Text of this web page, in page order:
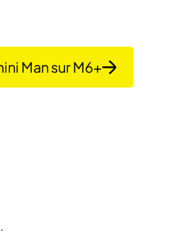
Man sur M6+